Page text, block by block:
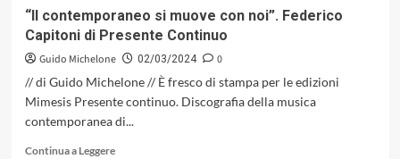
“Il contemporaneo si muove con noi”. Federico
Capitoni di Presente Continuo
Guido Michelone 02/03/2024
0
// di Guido Michelone // È fresco di stampa per le edizioni
Mimesis Presente continuo. Discografia della musica
contemporanea di...
Continua a LeggereLeggi